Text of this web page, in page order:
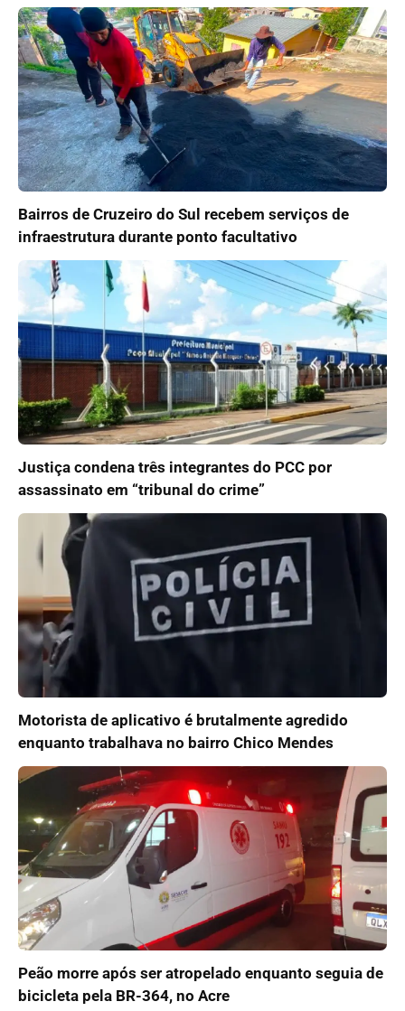
Bairros de Cruzeiro do Sul recebem serviços de
infraestrutura durante ponto facultativo
Justiça condena três integrantes do PCC por
assassinato em “tribunal do crime”
Motorista de aplicativo é brutalmente agredido
enquanto trabalhava no bairro Chico Mendes
Peão morre após ser atropelado enquanto seguia de
bicicleta pela BR-364, no Acre